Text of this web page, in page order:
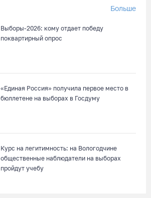
Больше
Выборы-2026: кому отдает победу
поквартирный опрос
«Единая Россия» получила первое место в
бюллетене на выборах в Госдуму
Курс на легитимность: на Вологодчине
общественные наблюдатели на выборах
пройдут учебу